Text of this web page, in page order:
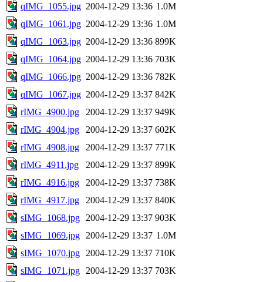
qIMG_1055.jpg 2004-12-29 13:36 1.0M
qIMG_1061.jpg 2004-12-29 13:36 1.0M
qIMG_1063.jpg 2004-12-29 13:36 899K
qIMG_1064.jpg 2004-12-29 13:36 703K
qIMG_1066.jpg 2004-12-29 13:36 782K
qIMG_1067.jpg 2004-12-29 13:37 842K
rIMG_4900.jpg
2004-12-29 13:37 949K
rIMG_4904.jpg
2004-12-29 13:37 602K
rIMG_4908.jpg
2004-12-29 13:37 771K
rIMG_4911.jpg
2004-12-29 13:37 899K
rIMG_4916.jpg
2004-12-29 13:37 738K
rIMG_4917.jpg
2004-12-29 13:37 840K
sIMG_1068.jpg
2004-12-29 13:37 903K
sIMG_1069.jpg
2004-12-29 13:37 1.0M
sIMG_1070.jpg
2004-12-29 13:37 710K
sIMG_1071.jpg
2004-12-29 13:37 703K